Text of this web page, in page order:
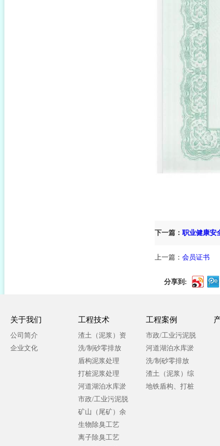
下一篇： 职业健康安
上一篇： 会员证书
分享到:
关于我们
公司简介
企业文化
工程技术
渣土（泥浆）资
源化处理
洗/制砂零排放
盾构泥浆处理
打桩泥浆处理
河道湖泊水库淤
泥处理
市政/工业污泥脱
水处理
矿山（尾矿）余
泥处理
生物除臭工艺
离子除臭工艺
工程案例
市政/工业污泥脱
水处理
河道湖泊水库淤
泥处理
洗/制砂零排放
渣土（泥浆）综
合处理
地铁盾构、打桩